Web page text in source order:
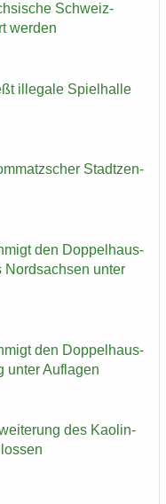
Schweiz-​
wer­den
il­le­ga­le Spiel­hal­le
Stadt­zen­
den Dop­pel­haus­
Nord­sach­sen unter
den Dop­pel­haus­
unter Auf­la­gen
des Kao­lin­